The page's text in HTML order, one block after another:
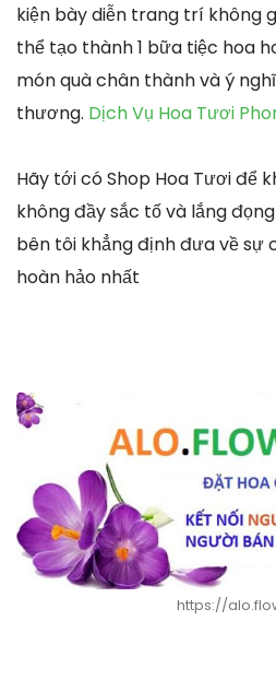
kiện bày diễn trang trí không
thể tạo thành 1 bữa tiệc hoa
món quà chân thành và ý
thương. Dịch Vụ Hoa Tươi
Hãy tới có Shop Hoa Tươi để
không đầy sắc tố và lắng
bên tôi khẳng định đưa về sự
hoàn hảo nhất
https://